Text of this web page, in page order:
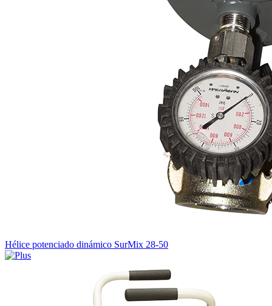
Hélice potenciado dinámico SurMix 28-50